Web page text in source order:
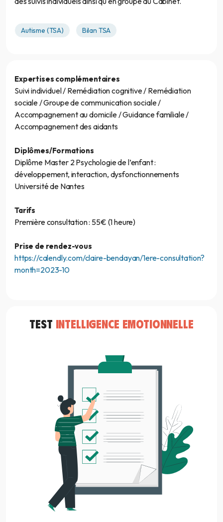
Autisme (TSA) Bilan TSA
Expertises complémentaires
Suivi individuel / Remédiation cognitive / Remédiation
sociale / Groupe de communication sociale /
Accompagnement au domicile / Guidance familiale /
Accompagnement des aidants
Diplômes/Formations
Diplôme Master 2 Psychologie de l’enfant :
développement, interaction, dysfonctionnements
Université de Nantes
Tarifs
Première consultation : 55€ (1 heure)
Prise de rendez-vous
https://calendly.com/claire-bendayan/1ere-consultation?
month=2023-10
TEST INTELLIGENCE EMOTIONNELLE